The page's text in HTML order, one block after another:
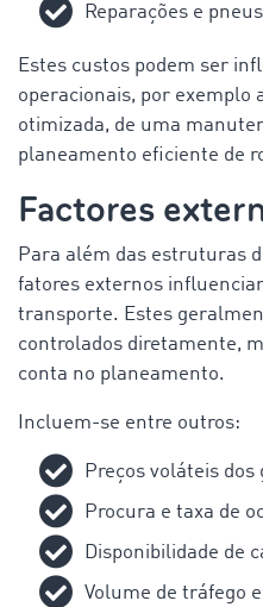
Reparações e pneus
Estes custos podem ser
operacionais, por exemplo
otimizada, de uma
planeamento eficiente de
Factores
Para além das estruturas
fatores externos
transporte. Estes
controlados diretamente,
conta no planeamento.
Incluem-se entre outros:
Preços voláteis dos
Procura e taxa de
Disponibilidade de
Volume de tráfego